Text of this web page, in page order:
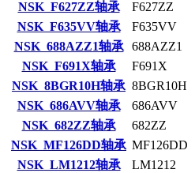
NSK F627ZZ轴承
F627ZZ
NSK F635VV轴承
F635VV
NSK 688AZZ1轴承
688AZZ1
NSK F691X轴承
F691X
NSK 8BGR10H轴承 8BGR10H
NSK 686AVV轴承
686AVV
NSK 682ZZ轴承
682ZZ
NSK MF126DD轴承 MF126DD
NSK LM1212轴承
LM1212